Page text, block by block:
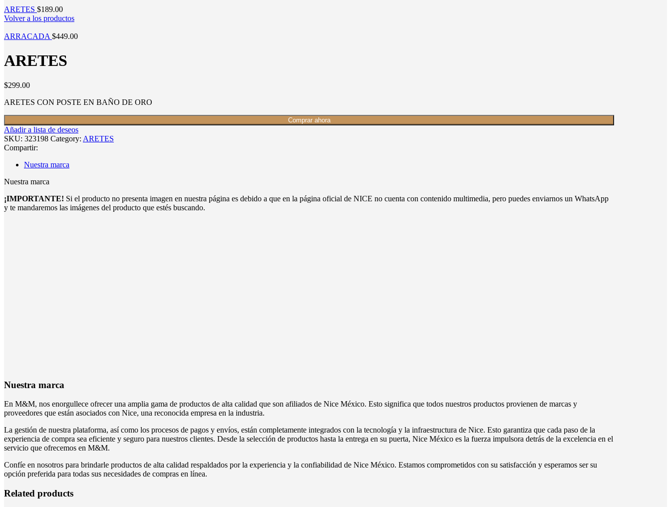
ARETES $189.00
Volver a los productos
ARRACADA $449.00
ARETES
$299.00
ARETES CON POSTE EN BAÑO DE ORO
Comprar ahora
Añadir a lista de deseos
SKU: 323198 Category: ARETES
Compartir:
Nuestra marca
Nuestra marca
¡IMPORTANTE! Si el producto no presenta imagen en nuestra página es debido a que en la página oficial de NICE no cuenta con contenido multimedia, pero puedes enviarnos un WhatsApp
y te mandaremos las imágenes del producto que estés buscando.
Nuestra marca
En M&M, nos enorgullece ofrecer una amplia gama de productos de alta calidad que son afiliados de Nice México. Esto significa que todos nuestros productos provienen de marcas y
proveedores que están asociados con Nice, una reconocida empresa en la industria.
La gestión de nuestra plataforma, así como los procesos de pagos y envíos, están completamente integrados con la tecnología y la infraestructura de Nice. Esto garantiza que cada paso de la
experiencia de compra sea eficiente y seguro para nuestros clientes. Desde la selección de productos hasta la entrega en su puerta, Nice México es la fuerza impulsora detrás de la excelencia en el
servicio que ofrecemos en M&M.
Confíe en nosotros para brindarle productos de alta calidad respaldados por la experiencia y la confiabilidad de Nice México. Estamos comprometidos con su satisfacción y esperamos ser su
opción preferida para todas sus necesidades de compras en línea.
Related products